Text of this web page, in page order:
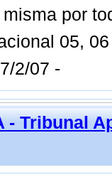
por
05,
2/07 -
- Tribunal